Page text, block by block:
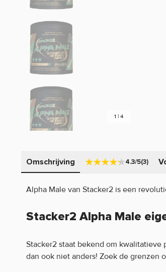
1 | 4
Omschrijving 4.3/5(3)
Alpha Male van Stacker2 is een
Stacker2 Alpha Male
Stacker2 staat bekend om
dan ook niet anders! Zoek de grenzen